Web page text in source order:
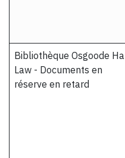
Bibliothèque Osgoode
Law - Documents en
réserve en retard